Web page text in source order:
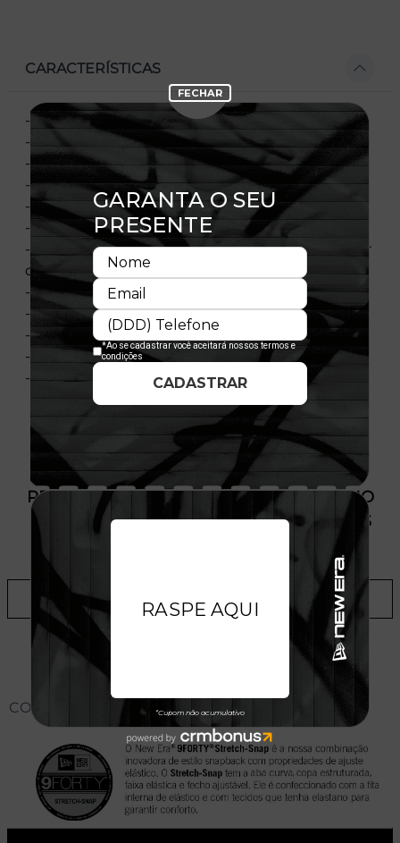
CARACTERÍSTICAS
- Bordado frontal
- Bordados na lateral direita
- Flag New Era bordada no lado esquerdo
- Bordado traseiro
- Contra-aba na cor cinza
- Aba curva
- Elastano nas laterais para melhor ajuste e maior
comodidade
- Coroa estruturada
- Ajustável
- Fechamento tipo Snapback
- Composição: 100% Poliéster
- Licença oficial
PRODUTO SEM ESTOQUE DÍSPONÍVEL NO
SITE, CONSULTE A DISPONIBILIDADE NAS
ADICIONAR A LISTA DE DESEJOS
CONHEÇA O MODELO DO BONÉ